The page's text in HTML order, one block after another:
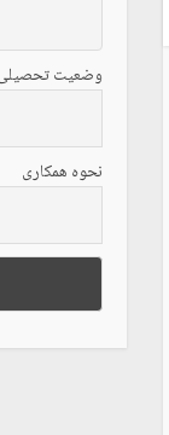
وضعیت
نحوه همکاری